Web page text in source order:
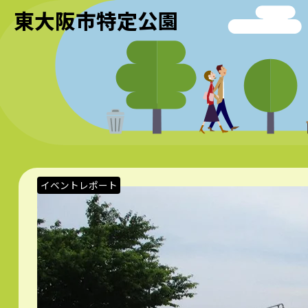
東大阪市特定公園
イベントレポート